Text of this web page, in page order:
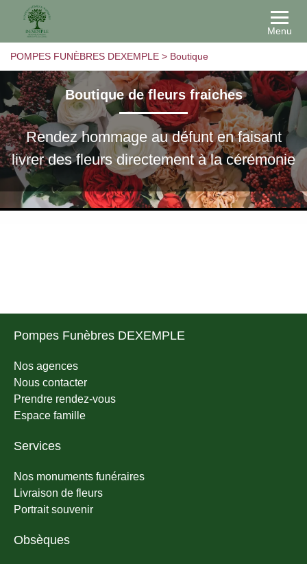
Menu
POMPES FUNÈBRES DEXEMPLE > Boutique
Boutique de fleurs fraiches
Rendez hommage au défunt en faisant
livrer des fleurs directement à la cérémonie
Pompes Funèbres DEXEMPLE
Nos agences
Nous contacter
Prendre rendez-vous
Espace famille
Services
Nos monuments funéraires
Livraison de fleurs
Portrait souvenir
Obsèques